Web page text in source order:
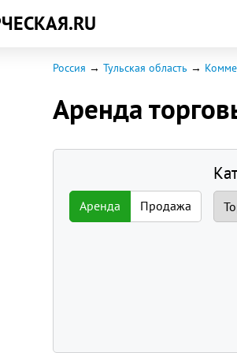
недвижимость
Россия Тульская область
Аренда
Аренда Продажа